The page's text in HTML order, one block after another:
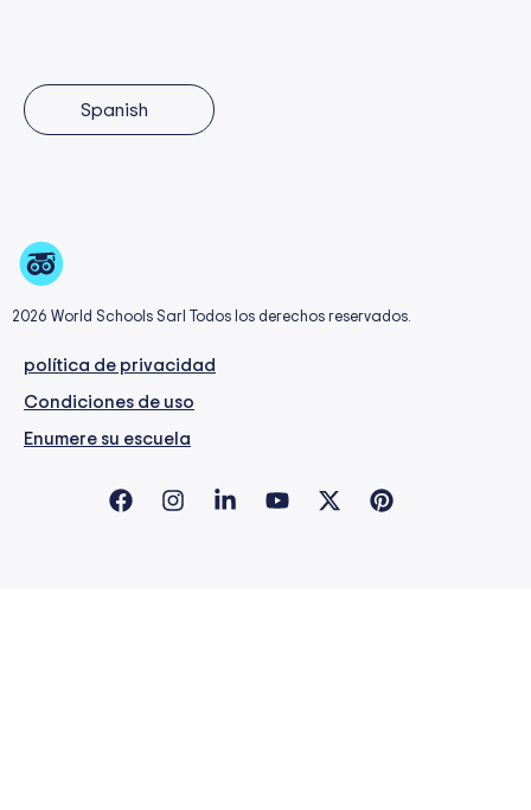
2026 World Schools Sarl Todos los derechos reservados.
política de privacidad
Condiciones de uso
Enumere su escuela
Spanish